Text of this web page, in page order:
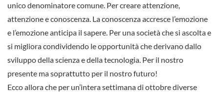
unico denominatore comune. Per creare attenzione,
attenzione e conoscenza. La conoscenza accresce l’emozione
e l’emozione anticipa il sapere. Per una società che si ascolta e
si migliora condividendo le opportunità che derivano dallo
sviluppo della scienza e della tecnologia. Per il nostro
presente ma soprattutto per il nostro futuro!
Ecco allora che per un’intera settimana di ottobre diverse